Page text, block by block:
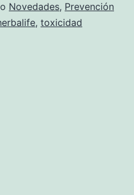
Novedades, Prevención
, toxicidad